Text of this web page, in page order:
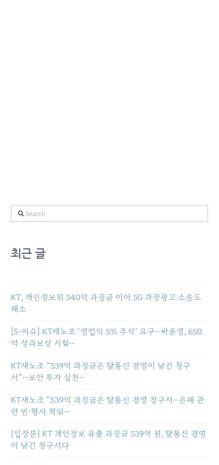
Search
최근 글
KT, 개인정보위 540억 과징금 이어 5G 과장광고 소송도
패소
[S-이슈] KT새노조 ‘영업익 5% 주식’ 요구…박윤영, 650
억 성과보상 시험…
KT새노조 “539억 과징금은 탈통신 경영이 남긴 청구
서”…보안 투자 실천…
KT새노조 “539억 과징금은 탈통신 경영 청구서…은폐 관
련 민·형사 책임…
[입장문] KT 개인정보 유출 과징금 539억 원, 탈통신 경영
이 남긴 청구서다